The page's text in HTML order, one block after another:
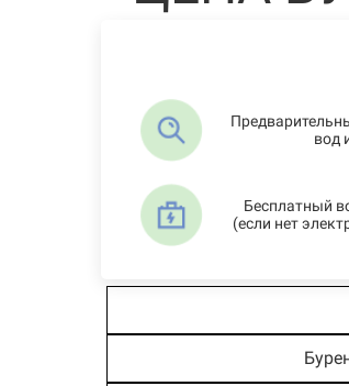
вод
Бесплатный
(если нет